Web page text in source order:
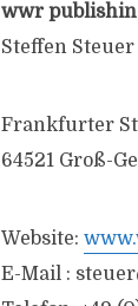
wwr
Steffen Steuer
Frankfurter
64521 Groß-
Website:
E-Mail :